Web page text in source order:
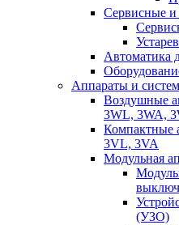
Сервисные и
Автоматика
Аппараты и
Воздушные
3WL, 3WA,
Компактные
3VL, 3VA
Модульная
(УЗО)